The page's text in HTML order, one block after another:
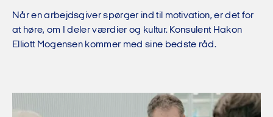
Når en arbejdsgiver spørger ind til motivation, er det for
at høre, om I deler værdier og kultur. Konsulent Hakon
Elliott Mogensen kommer med sine bedste råd.